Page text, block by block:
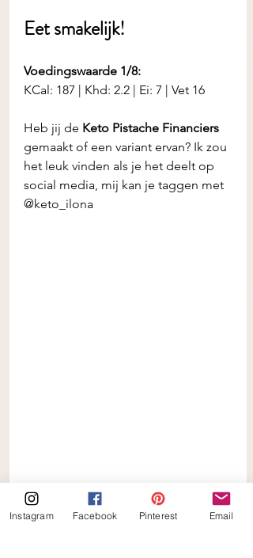
Eet smakelijk!
Voedingswaarde 1/8:
KCal: 187 | Khd: 2.2 | Ei: 7 | Vet 16
Heb jij de Keto Pistache Financiers
gemaakt of een variant ervan? Ik zou
het leuk vinden als je het deelt op
social media, mij kan je taggen met
@keto_ilona
Instagram Facebook Pinterest Email